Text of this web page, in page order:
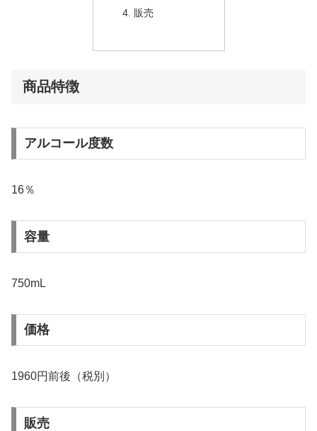
販売
商品特徴
アルコール度数
16％
容量
750mL
価格
1960円前後（税別）
販売